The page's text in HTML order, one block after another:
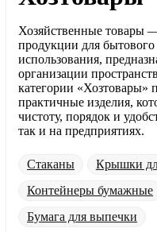
Хозяйственные товары
продукции для
использования,
организации
категории «Хозтовары»
практичные изделия,
чистоту, порядок и
так и на предприятиях.
Стаканы
Крышки
Контейнеры бумажные
Бумага для выпечки